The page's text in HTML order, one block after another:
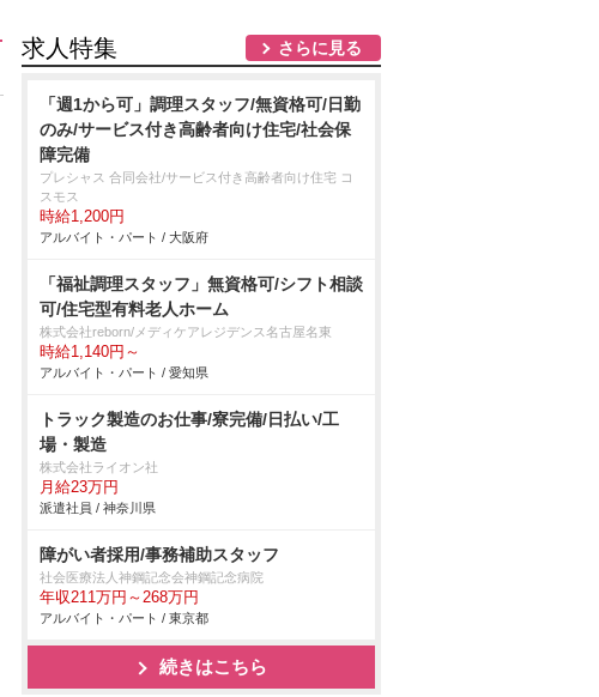
求人特集 さらに見る
「週1から可」調理スタッフ/無資格可/日勤
のみ/サービス付き高齢者向け住宅/社会保
障完備
プレシャス 合同会社/サービス付き高齢者向け住宅 コ
スモス
時給1,200円
アルバイト・パート / 大阪府
「福祉調理スタッフ」無資格可/シフト相談
可/住宅型有料老人ホーム
株式会社reborn/メディケアレジデンス名古屋名東
時給1,140円～
アルバイト・パート / 愛知県
トラック製造のお仕事/寮完備/日払い/工
場・製造
株式会社ライオン社
月給23万円
派遣社員 / 神奈川県
障がい者採用/事務補助スタッフ
社会医療法人神鋼記念会神鋼記念病院
年収211万円～268万円
アルバイト・パート / 東京都
続きはこちら